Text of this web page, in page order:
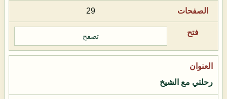
29
تصفح
رحلتي مع الشيخ